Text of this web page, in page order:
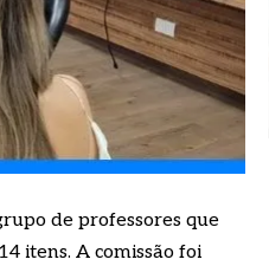
de professores que
itens. A comissão foi